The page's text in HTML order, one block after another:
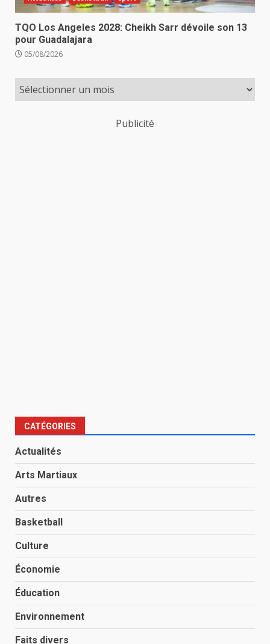
TQO Los Angeles 2028: Cheikh Sarr dévoile son 13
pour Guadalajara
05/08/2026
Publicité
CATÉGORIES
Actualités
Arts Martiaux
Autres
Basketball
Culture
Économie
Éducation
Environnement
Faits divers